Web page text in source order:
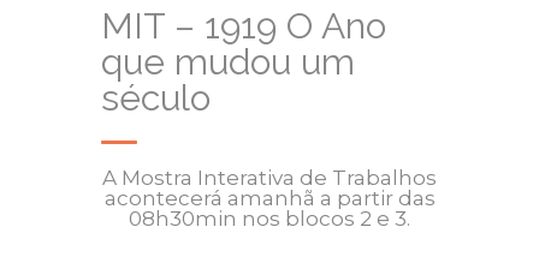
MIT – 1919 O Ano
que mudou um
século
A Mostra Interativa de Trabalhos
acontecerá amanhã a partir das
08h30min nos blocos 2 e 3.